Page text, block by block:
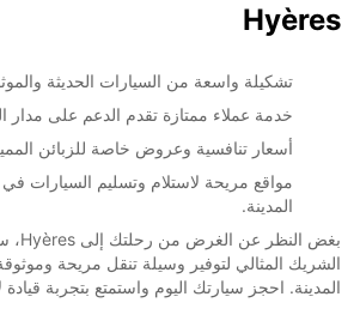
Hyères
تشكيلة واسعة من السيارات الحديثة
خدمة عملاء ممتازة تقدم الدعم على مدار
أسعار تنافسية وعروض خاصة للزبائن
مواقع مريحة لاستلام وتسليم السيارات
المدينة.
الشريك المثالي لتوفير وسيلة تنقل مريحة
المدينة. احجز سيارتك اليوم واستمتع بتجربة